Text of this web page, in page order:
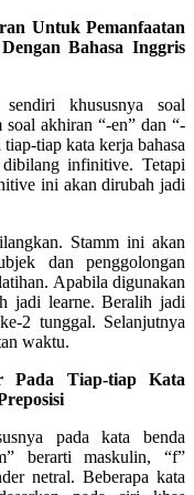
Untuk Pemanfaatan
Bahasa Inggris
khususnya soal
soal akhiran “-en” dan “-
tiap kata kerja bahasa
infinitive. Tetapi
ini akan dirubah jadi
Stamm ini akan
dan penggolongan
Apabila digunakan
jadi learne. Beralih jadi
2 tunggal. Selanjutnya
waktu.
Pada Tiap-tiap Kata
pada kata benda
berarti maskulin, “f”
netral. Beberapa kata